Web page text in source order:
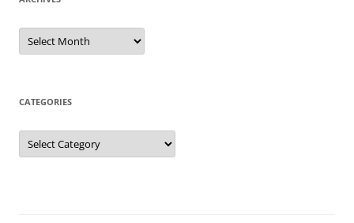
Archives
CATEGORIES
Categories